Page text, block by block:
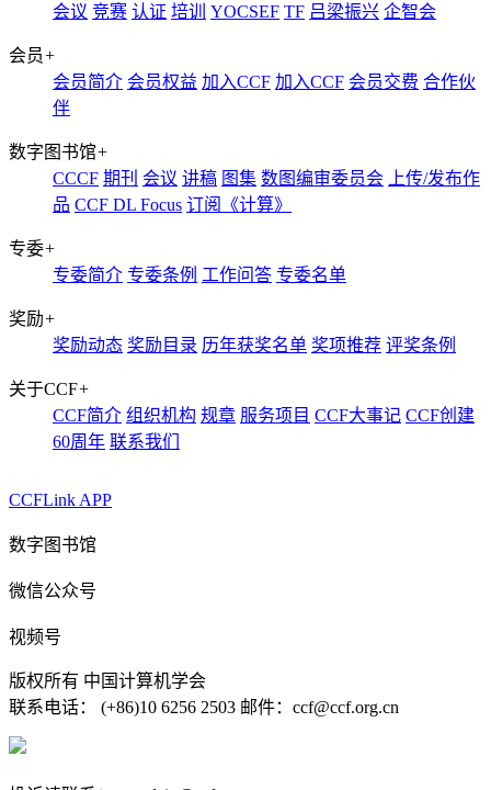
会议 竞赛 认证 培训 YOCSEF TF 吕梁振兴 企智会
会员+
会员简介 会员权益 加入CCF 加入CCF 会员交费 合作伙
伴
数字图书馆+
CCCF 期刊 会议 讲稿 图集 数图编审委员会
上传/发布作
品 CCF DL Focus 订阅《计算》
专委+
专委简介 专委条例 工作问答 专委名单
奖励+
奖励动态 奖励目录 历年获奖名单 奖项推荐 评奖条例
关于CCF+
CCF简介 组织机构 规章 服务项目 CCF大事记 CCF创建
60周年 联系我们
CCFLink APP
数字图书馆
微信公众号
视频号
版权所有 中国计算机学会
联系电话： (+86)10 6256 2503 邮件：ccf@ccf.org.cn